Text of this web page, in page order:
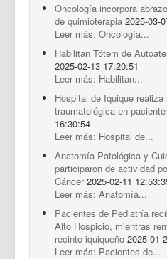
Oncología incorpora
de quimioterapia 2025-03-
Leer más: Oncología...
Habilitan Tótem de
2025-02-13 17:20:51
Leer más: Habilitan...
Hospital de Iquique
traumatológica en
16:30:54
Leer más: Hospital de...
Anatomía Patológica y
participaron de actividad
Cáncer 2025-02-11
Leer más: Anatomía...
Pacientes de Pediatría
Alto Hospicio, mientras
recinto iquiqueño 2025-01-
Leer más: Pacientes de...